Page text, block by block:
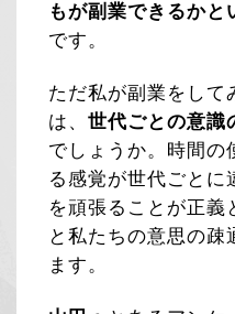
もが副業できるかと
です。
ただ私が副業をして
は、世代ごとの意識
でしょうか。時間の
る感覚が世代ごとに
を頑張ることが正義
と私たちの意思の疎
ます。